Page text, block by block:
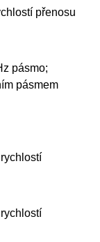
přenosu
pásmo;
pásmem